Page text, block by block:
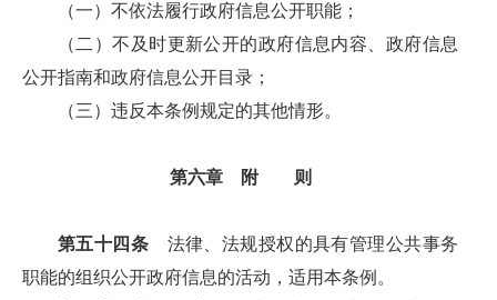
（一）不依法履行政府信息公开职能；
（二）不及时更新公开的政府信息内容、政府信息
公开指南和政府信息公开目录；
（三）违反本条例规定的其他情形。
第六章 附 则
第五十四条 法律、法规授权的具有管理公共事务
职能的组织公开政府信息的活动，适用本条例。